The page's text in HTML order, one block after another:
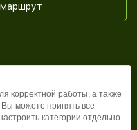
корректной работы, а также
можете принять все
категории отдельно.